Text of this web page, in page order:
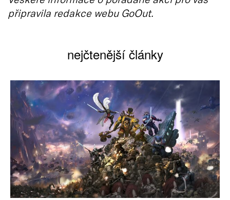
připravila redakce webu GoOut.
nejčtenější články